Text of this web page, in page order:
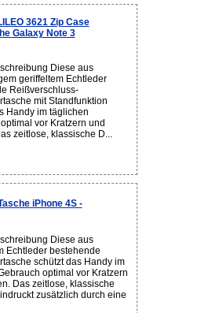
3621 Zip Case
Galaxy Note 3
Diese aus
geriffeltem Echtleder
Reißverschluss-
mit Standfunktion
Handy im täglichen
vor Kratzern und
zeitlose, klassische D...
iPhone 4S -
Diese aus
Echtleder bestehende
schützt das Handy im
optimal vor Kratzern
Das zeitlose, klassische
zusätzlich durch eine